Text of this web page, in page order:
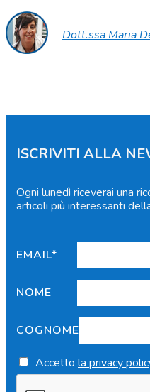
Dott.ssa Maria
ISCRIVITI ALLA
Ogni lunedì riceverai una
articoli più interessanti
EMAIL*
NOME
COGNOME
Accetto la privacy